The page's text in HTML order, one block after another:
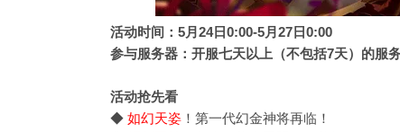
活动时间：5月24日0:00-5月27日0:00
参与服务器：开服七天以上（不包括7天）的服
活动抢先看
◆ 如幻天姿 ！第一代幻金神将再临！